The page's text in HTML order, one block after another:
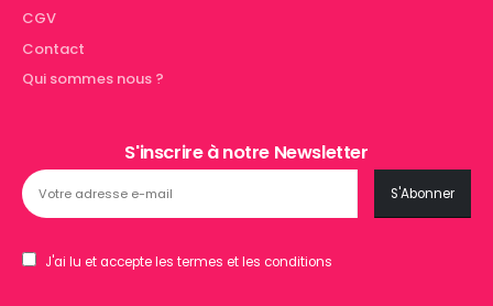
CGV
Contact
Qui sommes nous ?
S'inscrire à notre Newsletter
J'ai lu et accepte les termes et les conditions